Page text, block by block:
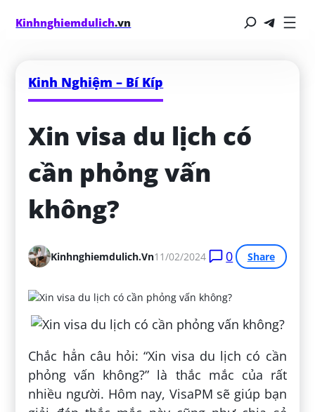
Kinhnghiemdulich.vn
Kinh Nghiệm – Bí Kíp
Xin visa du lịch có
cần phỏng vấn
không?
Kinhnghiemdulich.vn11/02/2024 0 Share
Chắc hẳn câu hỏi: “Xin visa du lịch có cần
phỏng vấn không?” là thắc mắc của rất
nhiều người. Hôm nay, VisaPM sẽ giúp bạn